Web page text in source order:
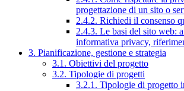
progettazione di un sito o
2.4.2. Richiedi il consenso
2.4.3. Le basi del sito web:
informativa privacy,
3. Pianificazione, gestione e strategia
3.1. Obiettivi del progetto
3.2. Tipologie di progetti
3.2.1. Tipologie di progetto